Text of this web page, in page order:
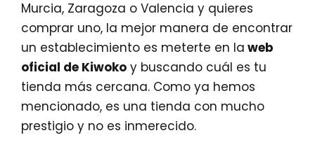
Murcia, Zaragoza o Valencia y quieres
comprar uno, la mejor manera de encontrar
un establecimiento es meterte en la web
oficial de Kiwoko y buscando cuál es tu
tienda más cercana. Como ya hemos
mencionado, es una tienda con mucho
prestigio y no es inmerecido.